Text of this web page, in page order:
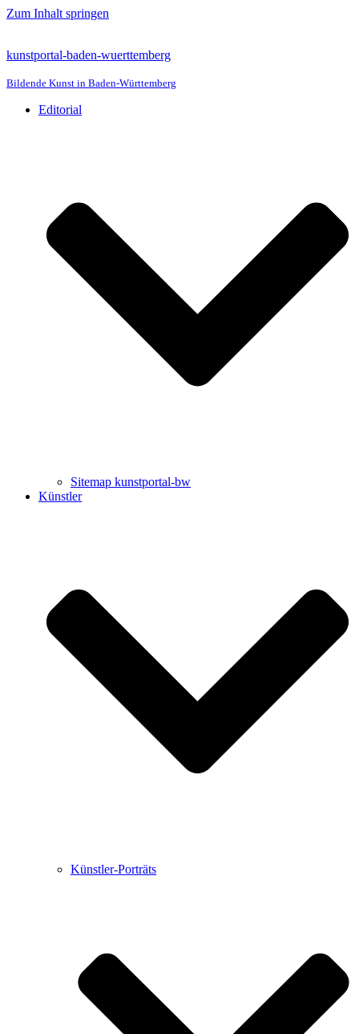
Zum Inhalt springen
kunstportal-baden-wuerttemberg
Bildende Kunst in Baden-Württemberg
Editorial
Sitemap kunstportal-bw
Künstler
Künstler-Porträts